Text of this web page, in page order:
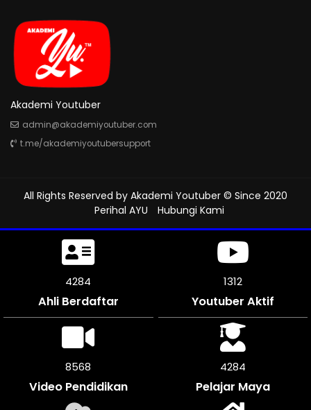
Akademi Youtuber
admin@akademiyoutuber.com
t.me/akademiyoutubersupport
All Rights Reserved by Akademi Youtuber © Since 2020
Perihal AYU
Hubungi Kami
4851
Ahli Berdaftar
1312
Youtuber Aktif
9702
Video Pendidikan
4851
Pelajar Maya